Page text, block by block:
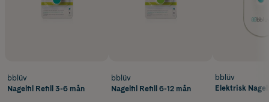
bblüv
Nagelfil Refill 3-6 mån
bblüv
Nagelfil Refill 6-12 mån
bblüv
Elektrisk